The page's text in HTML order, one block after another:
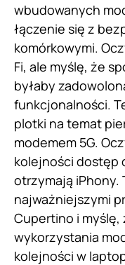
wbudowanych
łączenie się z
komórkowymi.
Fi, ale myślę, że
byłaby
funkcjonalności.
plotki na temat
modemem 5G.
kolejności dostęp
otrzymają iPhony.
najważniejszymi
Cupertino i myślę,
wykorzystania
kolejności w